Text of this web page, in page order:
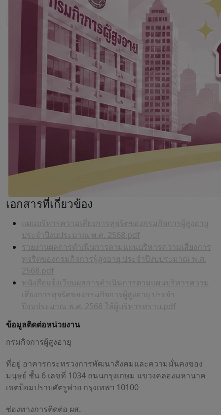
เอกสารที่เกี่ยวข้อง
แผนบริหารความเสี่ยงการทุจริตของกรมกิจการผู้สูงอายุ
ประจำปีงบประมาณ พ.ศ. 2568.pdf
รายงานผลการดำเนินการตามแผนบริหารความเสี่ยงการ
ทุจริตของกรมกิจการผู้สูงอายุ ประจำปีงบประมาณ พ.ศ.
2568.pdf
หนังสือแจ้งเวียนผลการดำเนินการตามแผนบริหารความ
เสี่ยงการทุจริตของกรมกิจการผู้สูงอายุ ประจำ
ปีงบประมาณ พ.ศ. 2568 ให้ผู้บริหารทราบ.pdf
ข้อมูลติดต่อหน่วยงาน
กรมกิจการผู้สูงอายุ
ที่อยู่ อาคารกระทรวงการพัฒนาสังคมและความมั่นคงของ
มนุษย์ ชั้น 6 เลขที่ 1034 ถนนกรุงเกษม แขวงคลองมหานาค
เขตป้อมปราบศัตรูพ่าย กรุงเทพฯ 10100
ช่องทางการติดต่อ ผส.